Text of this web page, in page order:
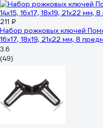
211 ₽
Набор рожковых ключей
16x17, 18x19, 21x22 мм, 8
3.6
(49)